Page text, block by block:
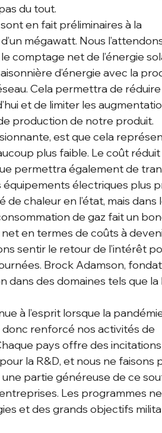
du tout.
en fait préliminaires à la
mégawatt. Nous
comptage net de l’énergie
d’énergie avec la
Cela permettra de réduire
et de limiter les
production de notre produit.
est que cela
plus faible. Le coût
permettra également de
équipements électriques plus
chaleur en l’état, mais dans
de gaz fait un
net en termes de coûts à
sentir le retour de l’intérêt
Brock Adamson,
dans des domaines tels que la
à l’esprit lorsque la
donc renforcé nos activités de
pays offre des incitations
la R&D, et nous ne faisons
partie généreuse de ce
Les programmes
et des grands objectifs